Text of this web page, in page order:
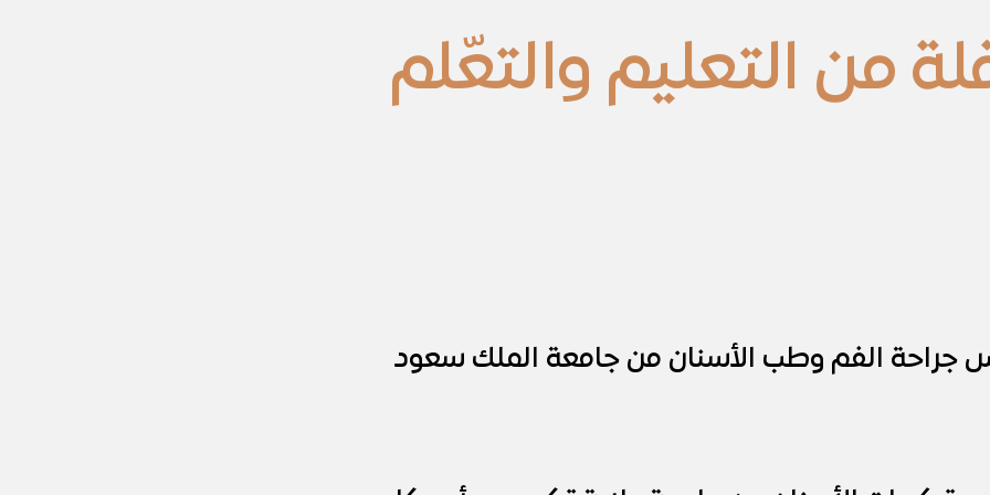
من التعليم والتعّلم
جراحة الفم وطب الأسنان من جامعة الملك سعود